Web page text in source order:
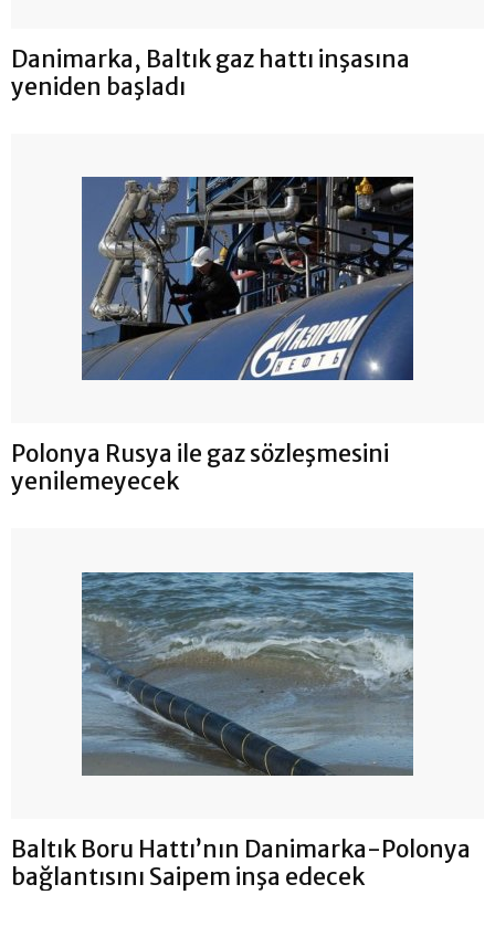
Danimarka, Baltık gaz hattı inşasına
yeniden başladı
Polonya Rusya ile gaz sözleşmesini
yenilemeyecek
Baltık Boru Hattı’nın Danimarka-Polonya
bağlantısını Saipem inşa edecek